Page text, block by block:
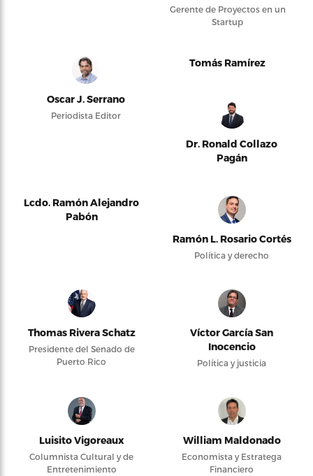
Gerente de Proyectos en un
Startup
Oscar J. Serrano
Periodista Editor
Tomás Ramírez
Dr. Ronald Collazo
Pagán
Lcdo. Ramón Alejandro
Pabón
Ramón L. Rosario Cortés
Política y derecho
Thomas Rivera Schatz
Presidente del Senado de
Puerto Rico
Víctor García San
Inocencio
Política y justicia
Luisito Vigoreaux
Columnista Cultural y de
Entretenimiento
William Maldonado
Economista y Estratega
Financiero